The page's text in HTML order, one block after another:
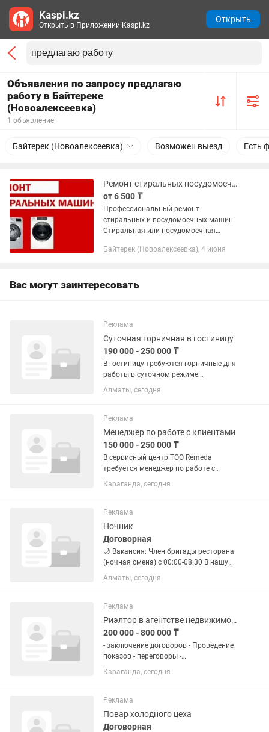
Объявления по запросу предлагаю
работу в Байтереке
(Новоалексеевка)
1 объявление
Байтерек (Новоалексеевка) Возможен выезд Есть
Ремонт стиральных посудомоечных машин
от 6 500 ₸
Профессиональный ремонт
стиральных и посудомоечных машин
Стиральная или посудомоечная
современного быта. Но даже надёжная
Байтерек (Новоалексеевка), 4 июня
Вас могут заинтересовать
Реклама
Суточная горничная в гостиницу
190 000 - 250 000 ₸
В гостиницу требуются горничные для
работы в суточном режиме.
Требования: Возраст до 45 лет
Ответственность и внимательность
Алматы, сегодня
Реклама
Менеджер по работе с клиентами
150 000 - 250 000 ₸
В сервисный центр ТОО Remeda
требуется менеджер по работе с
клиентами! ТОО Remeda — сервисный
центр по ремонту медицинского и
Адрес: г. Караганда, Бухар-Жырау...
Караганда, сегодня
Реклама
Ночник
Договорная
🌙 Вакансия: Член бригады ресторана
(ночная смена) с 00:00-08:30 В нашу
команду требуется сотрудник на
ночную смену для подготовки
Уборка помещений ресторана; ...
Алматы, сегодня
Реклама
Риэлтор в агентстве недвижимости Алатау
200 000 - 800 000 ₸
- заключение договоров - Проведение
показов - переговоры -
консультирование клиентов -
заключение сделок - нацеленность на
Конкурентоспособную заработную
плату...
Караганда, сегодня
Реклама
Повар холодного цеха
Договорная
Kaspi.kz
Открыть в Приложении Kaspi.kz
Открыть